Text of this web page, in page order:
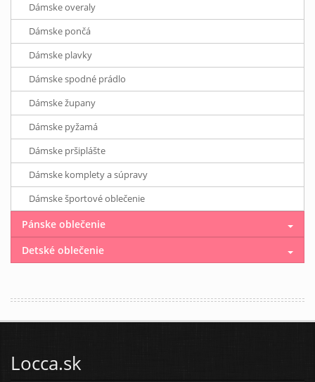
Dámske overaly
Dámske pončá
Dámske plavky
Dámske spodné prádlo
Dámske župany
Dámske pyžamá
Dámske pršiplášte
Dámske komplety a súpravy
Dámske športové oblečenie
Pánske oblečenie
Detské oblečenie
Locca.sk